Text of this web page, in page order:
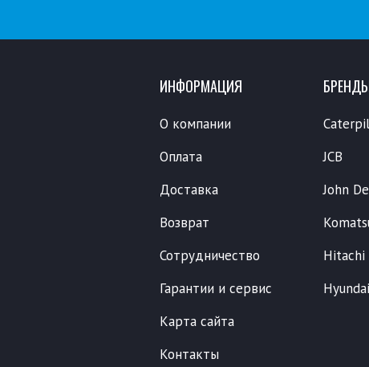
ИНФОРМАЦИЯ
О компании
Оплата
Доставка
Возврат
Сотрудничество
Гарантии и сервис
Карта сайта
Контакты
JCB
John
Hitachi
Hyundai